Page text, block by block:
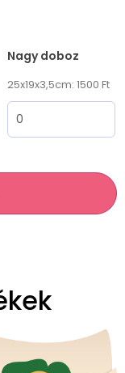
Nagy doboz
25x19x3,5cm: 1500 Ft